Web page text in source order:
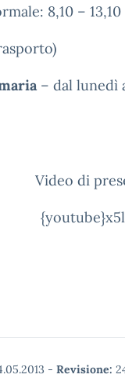
8,10 – 13,10
– dal lunedì
Video di
- Revisione: